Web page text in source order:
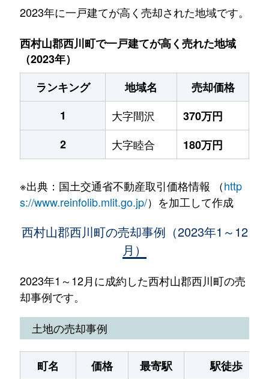
2023年に一戸建てが高く売却された地域です。
西村山郡西川町で一戸建てが高く売れた地域
（2023年）
ランキング
地域名
売却価格
1
大字間沢
370万円
2
大字睦合 180万円
※出典：国土交通省不動産取引価格情報 （http
s://www.reinfolib.mlit.go.jp/）を加工して作成
西村山郡西川町の売却事例（2023年1～12
月）
2023年1～12月に成約した西村山郡西川町の売
却事例です。
土地の売却事例
町名 価格 最寄駅
駅徒歩